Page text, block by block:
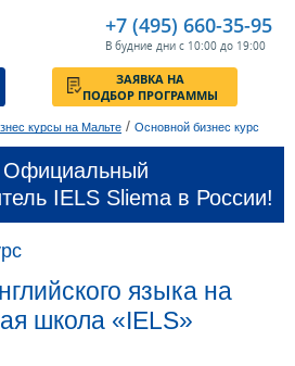
+7 (495) 660-35-95
В будние дни с 10:00 до 19:00
ЗАЯВКА НА
ПОДБОР ПРОГРАММЫ
курсы на Мальте / Основной бизнес курс
Официальный
IELS Sliema в России!
языка на
школа «IELS»